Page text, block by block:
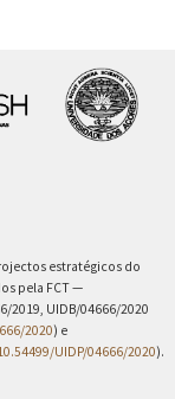
estratégicos do
pela FCT —
2019, UIDB/04666/2020
2020) e
UIDP/04666/2020).